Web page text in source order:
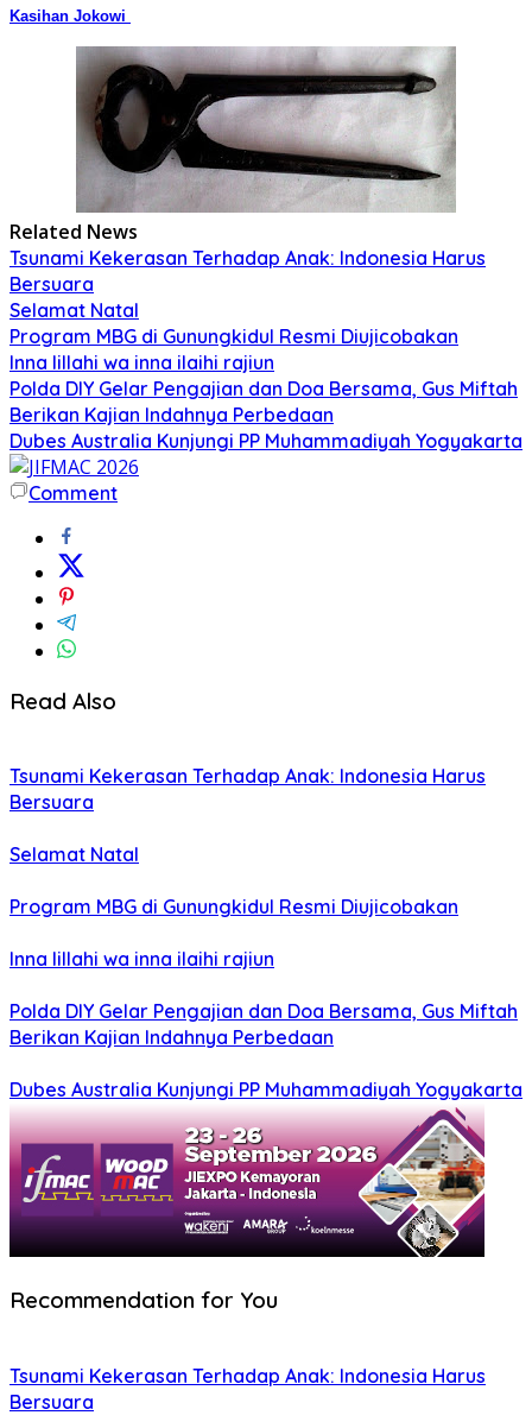
Kasihan Jokowi
Related News
Tsunami Kekerasan Terhadap Anak: Indonesia Harus
Bersuara
Selamat Natal
Program MBG di Gunungkidul Resmi Diujicobakan
Inna lillahi wa inna ilaihi rajiun
Polda DIY Gelar Pengajian dan Doa Bersama, Gus Miftah
Berikan Kajian Indahnya Perbedaan
Dubes Australia Kunjungi PP Muhammadiyah Yogyakarta
Comment
Read Also
Tsunami Kekerasan Terhadap Anak: Indonesia Harus
Bersuara
Selamat Natal
Program MBG di Gunungkidul Resmi Diujicobakan
Inna lillahi wa inna ilaihi rajiun
Polda DIY Gelar Pengajian dan Doa Bersama, Gus Miftah
Berikan Kajian Indahnya Perbedaan
Dubes Australia Kunjungi PP Muhammadiyah Yogyakarta
Recommendation for You
Tsunami Kekerasan Terhadap Anak: Indonesia Harus
Bersuara